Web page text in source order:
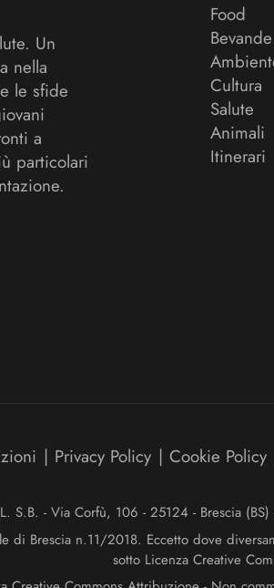
Un
nella
le sfide
a
particolari
Food
Bevande
Cultura
Salute
Animali
Itinerari
| Privacy Policy | Cookie Policy
S.B. - Via Corfù, 106 - 25124 - Brescia
di Brescia n.11/2018. Eccetto dove
sotto Licenza Creative